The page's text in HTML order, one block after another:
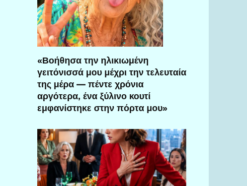
«Βοήθησα την ηλικιωμένη
γειτόνισσά μου μέχρι την τελευταία
της μέρα — πέντε χρόνια
αργότερα, ένα ξύλινο κουτί
εμφανίστηκε στην πόρτα μου»